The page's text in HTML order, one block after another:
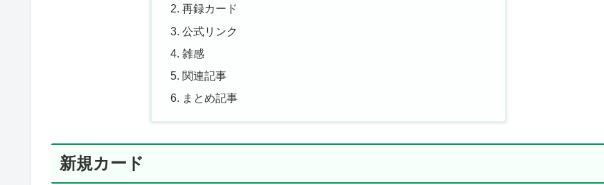
再録カード
公式リンク
雑感
関連記事
まとめ記事
新規カード